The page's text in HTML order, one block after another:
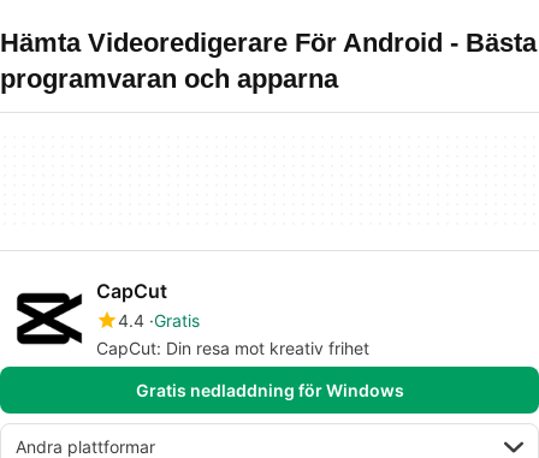
Hämta Videoredigerare För Android - Bästa
programvaran och apparna
CapCut
4.4 Gratis
CapCut: Din resa mot kreativ frihet
Gratis nedladdning för Windows
Andra plattformar